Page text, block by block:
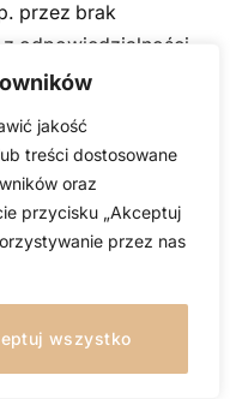
jakość
treści dostosowane
oraz
przycisku „Akceptuj
przez nas
wszystko
przez brak
odpowiedzialności.
we
zwalniającą z
KSH) i stanowi
zarzutami z art. 586